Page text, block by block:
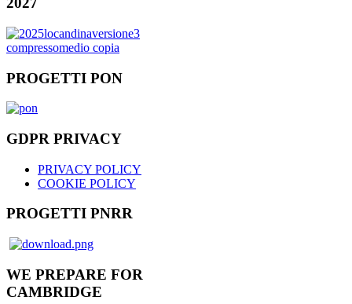
PROGETTI PON
GDPR PRIVACY
PRIVACY POLICY
COOKIE POLICY
PROGETTI PNRR
WE PREPARE FOR
CAMBRIDGE